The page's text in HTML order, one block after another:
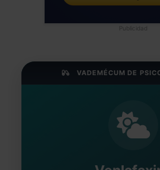
Publicidad
VADEMÉCUM DE